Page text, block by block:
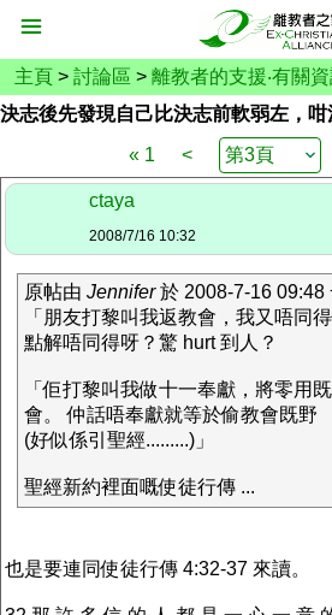
主頁 > 討論區 > 離教者的支援‧有關
決志後先發現自己比決志前軟弱左，咁
« 1
<
ctaya
2008/7/16 10:32
原帖由 Jennifer於 2008-7-16 09:48
「朋友打黎叫我返教會，我又唔同
點解唔同得呀？驚 hurt 到人？
「佢打黎叫我做十一奉獻，將零用
會。 仲話唔奉獻就等於偷教會既野
(好似係引聖經.........)」
聖經新約裡面嘅使徒行傳 ...
也是要連同使徒行傳 4:32-37 來讀。